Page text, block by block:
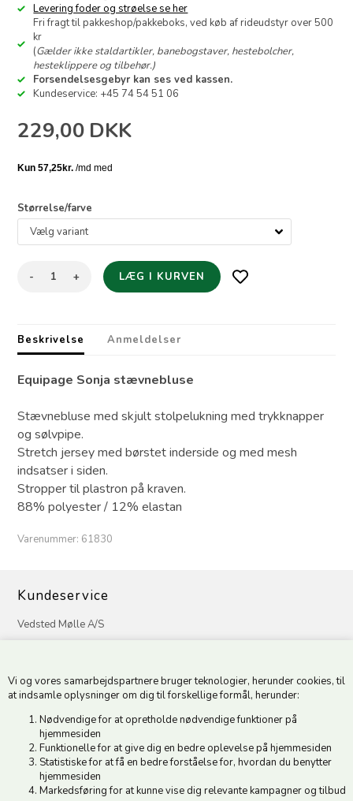
Vi og vores samarbejdspartnere bruger teknologier, herunder cookies, til
at indsamle oplysninger om dig til forskellige formål, herunder:
Nødvendige for at opretholde nødvendige funktioner på
hjemmesiden
Funktionelle for at give dig en bedre oplevelse på hjemmesiden
Statistiske for at få en bedre forståelse for, hvordan du benytter
hjemmesiden
Markedsføring for at kunne vise dig relevante kampagner og tilbud
Levering foder og strøelse se her
Fri fragt til pakkeshop/pakkeboks, ved køb af rideudstyr over 500
kr
(Gælder ikke staldartikler, banebogstaver, hestebolcher,
hesteklippere og tilbehør.)
Forsendelsesgebyr kan ses ved kassen.
Kundeservice: +45 74 54 51 06
229,00 DKK
Størrelse/farve
- +
Beskrivelse Anmeldelser
Equipage Sonja stævnebluse
Stævnebluse med skjult stolpelukning med trykknapper
og sølvpipe.
Stretch jersey med børstet inderside og med mesh
indsatser i siden.
Stropper til plastron på kraven.
88% polyester / 12% elastan
Varenummer: 61830
Kundeservice
Vedsted Mølle A/S
CVR 49879415 Mailvedstedmoelle@post.tele.dk
Åbningstider: Man-Fre 9.00-17.00 | Middagslukket 12.00-12.30 |
Lørdag 9.00-12.00
Hold dig opdateret